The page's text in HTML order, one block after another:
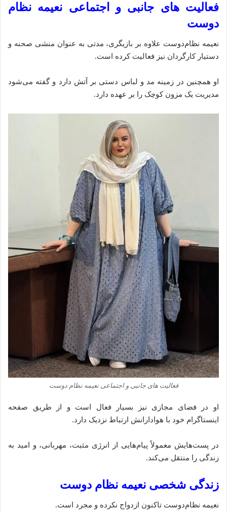
فعالیت‌ های جانبی و اجتماعی نعیمه نظام
دوست
نعیمه نظام‌دوست علاوه بر بازیگری، مدتی به عنوان منشی صحنه و
دستیار کارگردان نیز فعالیت کرده است.
او همچنین در زمینه مد و لباس دستی بر آتش دارد و گفته می‌شود
مدیریت یک مزون کوچک را بر عهده دارد.
فعالیت‌ های جانبی و اجتماعی نعیمه نظام دوست
او در فضای مجازی نیز بسیار فعال است و از طریق صفحه
اینستاگرام خود با هوادارانش ارتباط نزدیک دارد.
در پست‌هایش معمولاً پیام‌هایی از انرژی مثبت، مهربانی، و امید به
زندگی را منتقل می‌کند.
زندگی شخصی نعیمه نظام دوست
نعیمه نظام‌دوست تاکنون ازدواج نکرده و مجرد است.